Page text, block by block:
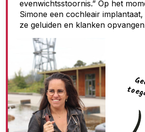
evenwichtsstoornis.” Op het
Simone een cochleair
ze geluiden en klanken